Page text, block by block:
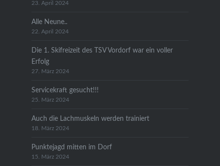
23. April 2024
Alle Neune..
22. April 2024
Die 1. Skifreizeit des TSV Vordorf war ein voller
Erfolg
27. März 2024
Servicekraft gesucht!!!
25. März 2024
Auch die Lachmuskeln werden trainiert
18. März 2024
Punktejagd mitten im Dorf
15. März 2024